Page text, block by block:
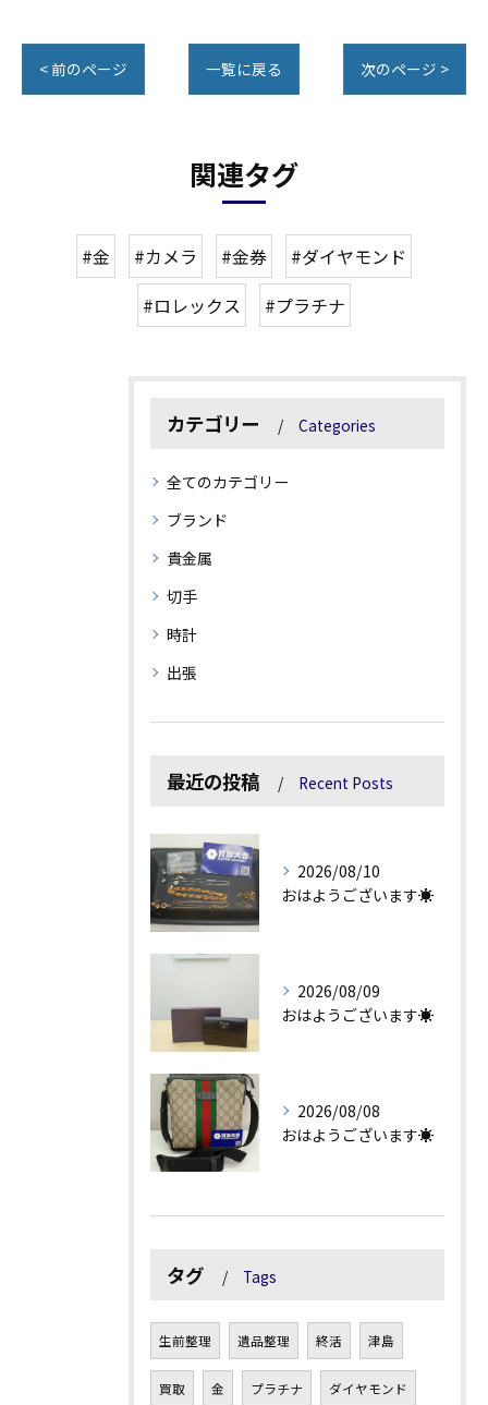
< 前のページ 一覧に戻る 次のページ >
関連タグ
#金 #カメラ #金券
#ダイヤモンド
#ロレックス
#プラチナ
カテゴリー Categories
全てのカテゴリー
ブランド
貴金属
切手
時計
出張
最近の投稿 Recent Posts
2026/08/10
おはようございます☀
2026/08/09
おはようございます☀
2026/08/08
おはようございます☀
タグ Tags
生前整理 遺品整理 終活 津島
買取 金 プラチナ ダイヤモンド